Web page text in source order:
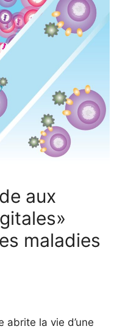
aux
maladies
abrite la vie d’une